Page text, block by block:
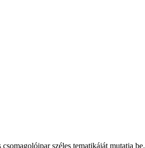
széles tematikáját mutatja be.